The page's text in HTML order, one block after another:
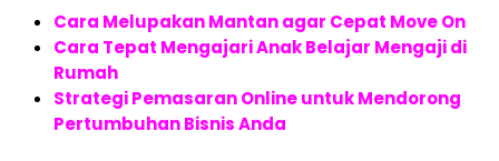
Cara Melupakan Mantan agar Cepat Move On
Cara Tepat Mengajari Anak Belajar Mengaji di
Rumah
Strategi Pemasaran Online untuk Mendorong
Pertumbuhan Bisnis Anda